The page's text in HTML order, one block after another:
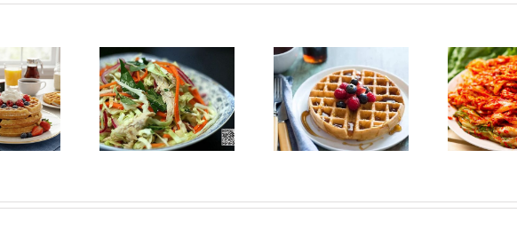
Nộm bắp cải
Hướng dẫn cách
làm bánh Waffle
배추김치 만드는법 |
Hướng dẫn cách
làm Kim Chi cải
thảo Hàn Quốc